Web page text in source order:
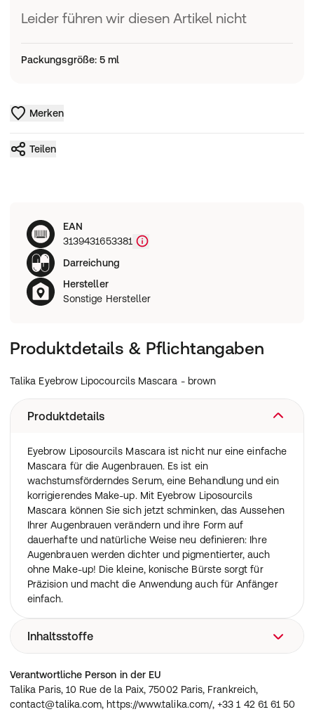
Leider führen wir diesen Artikel nicht
Packungsgröße:5 ml
Merken
Teilen
EAN
3139431653381
Darreichung
Hersteller
Sonstige Hersteller
Produktdetails & Pflichtangaben
Talika Eyebrow Lipocourcils Mascara - brown
Produktdetails
Eyebrow Liposourcils Mascara ist nicht nur eine einfache
Mascara für die Augenbrauen. Es ist ein
wachstumsförderndes Serum, eine Behandlung und ein
korrigierendes Make-up. Mit Eyebrow Liposourcils
Mascara können Sie sich jetzt schminken, das Aussehen
Ihrer Augenbrauen verändern und ihre Form auf
dauerhafte und natürliche Weise neu definieren: Ihre
Augenbrauen werden dichter und pigmentierter, auch
ohne Make-up! Die kleine, konische Bürste sorgt für
Präzision und macht die Anwendung auch für Anfänger
einfach.
Inhaltsstoffe
Chestnut:
Aqua (Water, Eau), Glycerin, CI 77891 (Titanium Dioxide),
Stearic Acid, Polyglyceryl-3 Diisostearate, Copernicia
Verantwortliche Person in der EU
Talika Paris, 10 Rue de la Paix, 75002 Paris, Frankreich,
contact@talika.com, https://www.talika.com/, +33 1 42 61 61 50